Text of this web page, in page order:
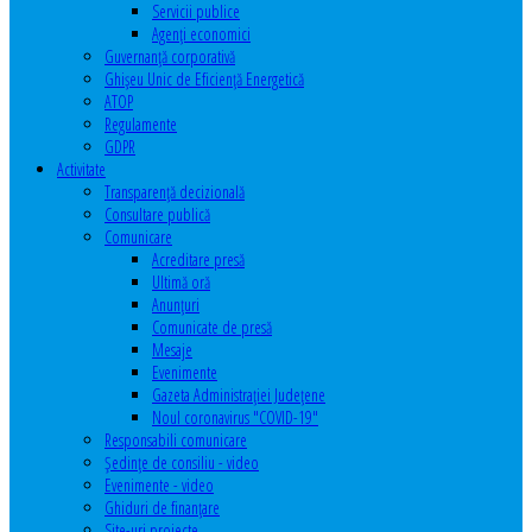
Servicii publice
Agenţi economici
Guvernanță corporativă
Ghişeu Unic de Eficienţă Energetică
ATOP
Regulamente
GDPR
Activitate
Transparenţă decizională
Consultare publică
Comunicare
Acreditare presă
Ultimă oră
Anunţuri
Comunicate de presă
Mesaje
Evenimente
Gazeta Administraţiei Judeţene
Noul coronavirus "COVID-19"
Responsabili comunicare
Şedinţe de consiliu - video
Evenimente - video
Ghiduri de finanţare